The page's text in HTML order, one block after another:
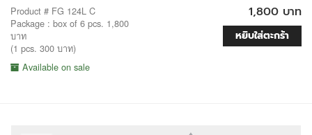
Product # FG 124L C
Package : box of 6 pcs. 1,800
บาท
(1 pcs. 300 บาท)
Available on sale
1,800 บาท
หยิบใส่ตะกร้า